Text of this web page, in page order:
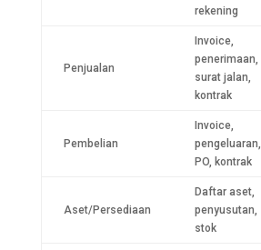
rekening
Penjualan
Invoice,
penerimaan,
surat jalan,
kontrak
Pembelian
Invoice,
pengeluaran,
PO, kontrak
Aset/Persediaan
Daftar aset,
penyusutan,
stok